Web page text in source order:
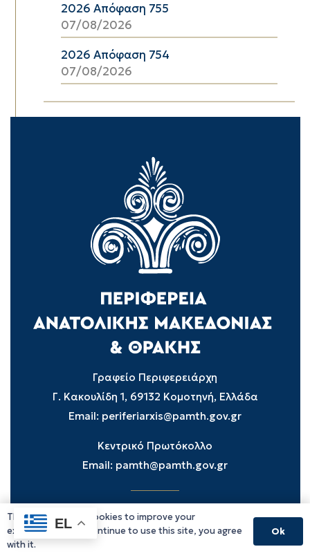
2026 Απόφαση 755
07/08/2026
2026 Απόφαση 754
07/08/2026
Γραφείο Περιφερειάρχη
Γ. Κακουλίδη 1, 69132 Κομοτηνή, Ελλάδα
Email: periferiarxis@pamth.gov.gr
Κεντρικό Πρωτόκολλο
Email: pamth@pamth.gov.gr
Υπηρεσίες Δράμας
Υπηρεσίες Καβάλας
EL
This website uses cookies to improve your
experience. If you continue to use this site, you agree
with it.
Ok